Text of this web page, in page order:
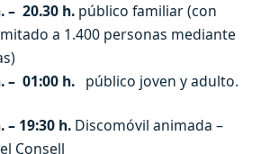
– 20.30 h. público familiar (con
a 1.400 personas mediante
– 01:00 h. público joven y adulto.
– 19:30 h. Discomóvil animada –
Consell